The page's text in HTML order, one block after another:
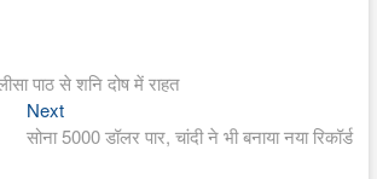
पाठ से शनि दोष में राहत
NextNext
post:
सोना 5000 डॉलर पार, चांदी ने भी बनाया नया रिकॉर्ड